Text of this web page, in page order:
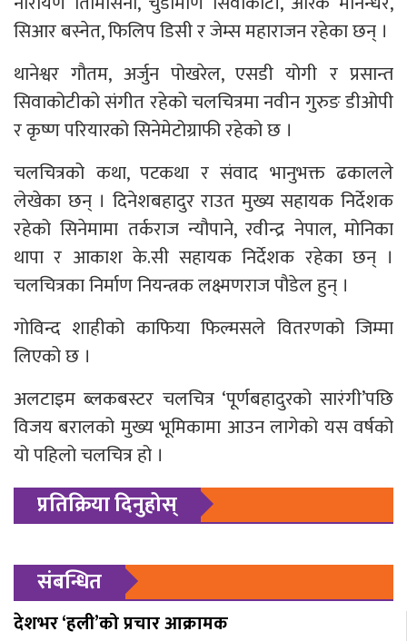
सिआर बस्नेत, फिलिप डिसी र जेम्स महाराजन रहेका छन् ।
थानेश्वर गौतम, अर्जुन पोखरेल, एसडी योगी र प्रसान्त
सिवाकोटीको संगीत रहेको चलचित्रमा नवीन गुरुङ डीओपी
र कृष्ण परियारको सिनेमेटोग्राफी रहेको छ ।
चलचित्रको कथा, पटकथा र संवाद भानुभक्त ढकालले
लेखेका छन् । दिनेशबहादुर राउत मुख्य सहायक निर्देशक
रहेको सिनेमामा तर्कराज न्यौपाने, रवीन्द्र नेपाल, मोनिका
थापा र आकाश के.सी सहायक निर्देशक रहेका छन् ।
चलचित्रका निर्माण नियन्त्रक लक्ष्मणराज पौडेल हुन् ।
गोविन्द शाहीको काफिया फिल्मसले वितरणको जिम्मा
लिएको छ ।
अलटाइम ब्लकबस्टर चलचित्र ‘पूर्णबहादुरको सारंगी’पछि
विजय बरालको मुख्य भूमिकामा आउन लागेको यस वर्षको
यो पहिलो चलचित्र हो ।
प्रतिक्रिया दिनुहोस्
संबन्धित
देशभर ‘हली’को प्रचार आक्रामक